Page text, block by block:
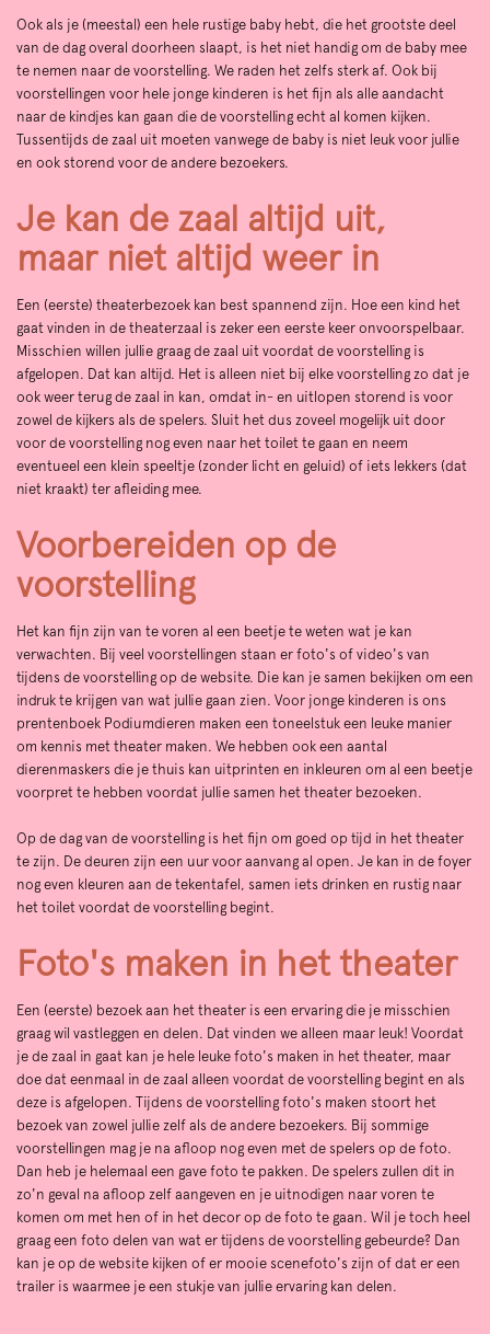
Ook als je (meestal) een hele rustige baby hebt, die het grootste deel
van de dag overal doorheen slaapt, is het niet handig om de baby mee
te nemen naar de voorstelling. We raden het zelfs sterk af. Ook bij
voorstellingen voor hele jonge kinderen is het fijn als alle aandacht
naar de kindjes kan gaan die de voorstelling echt al komen kijken.
Tussentijds de zaal uit moeten vanwege de baby is niet leuk voor jullie
en ook storend voor de andere bezoekers.
Je kan de zaal altijd uit,
maar niet altijd weer in
Een (eerste) theaterbezoek kan best spannend zijn. Hoe een kind het
gaat vinden in de theaterzaal is zeker een eerste keer onvoorspelbaar.
Misschien willen jullie graag de zaal uit voordat de voorstelling is
afgelopen. Dat kan altijd. Het is alleen niet bij elke voorstelling zo dat je
ook weer terug de zaal in kan, omdat in- en uitlopen storend is voor
zowel de kijkers als de spelers. Sluit het dus zoveel mogelijk uit door
voor de voorstelling nog even naar het toilet te gaan en neem
eventueel een klein speeltje (zonder licht en geluid) of iets lekkers (dat
niet kraakt) ter afleiding mee.
Voorbereiden op de
voorstelling
Het kan fijn zijn van te voren al een beetje te weten wat je kan
verwachten. Bij veel voorstellingen staan er foto's of video's van
tijdens de voorstelling op de website. Die kan je samen bekijken om een
indruk te krijgen van wat jullie gaan zien. Voor jonge kinderen is ons
prentenboek Podiumdieren maken een toneelstuk een leuke manier
om kennis met theater maken. We hebben ook een aantal
dierenmaskers die je thuis kan uitprinten en inkleuren om al een beetje
voorpret te hebben voordat jullie samen het theater bezoeken.
Op de dag van de voorstelling is het fijn om goed op tijd in het theater
te zijn. De deuren zijn een uur voor aanvang al open. Je kan in de foyer
nog even kleuren aan de tekentafel, samen iets drinken en rustig naar
het toilet voordat de voorstelling begint.
Foto's maken in het theater
Een (eerste) bezoek aan het theater is een ervaring die je misschien
graag wil vastleggen en delen. Dat vinden we alleen maar leuk! Voordat
je de zaal in gaat kan je hele leuke foto's maken in het theater, maar
doe dat eenmaal in de zaal alleen voordat de voorstelling begint en als
deze is afgelopen. Tijdens de voorstelling foto's maken stoort het
bezoek van zowel jullie zelf als de andere bezoekers. Bij sommige
voorstellingen mag je na afloop nog even met de spelers op de foto.
Dan heb je helemaal een gave foto te pakken. De spelers zullen dit in
zo'n geval na afloop zelf aangeven en je uitnodigen naar voren te
komen om met hen of in het decor op de foto te gaan. Wil je toch heel
graag een foto delen van wat er tijdens de voorstelling gebeurde? Dan
kan je op de website kijken of er mooie scenefoto's zijn of dat er een
trailer is waarmee je een stukje van jullie ervaring kan delen.
Inzoomen